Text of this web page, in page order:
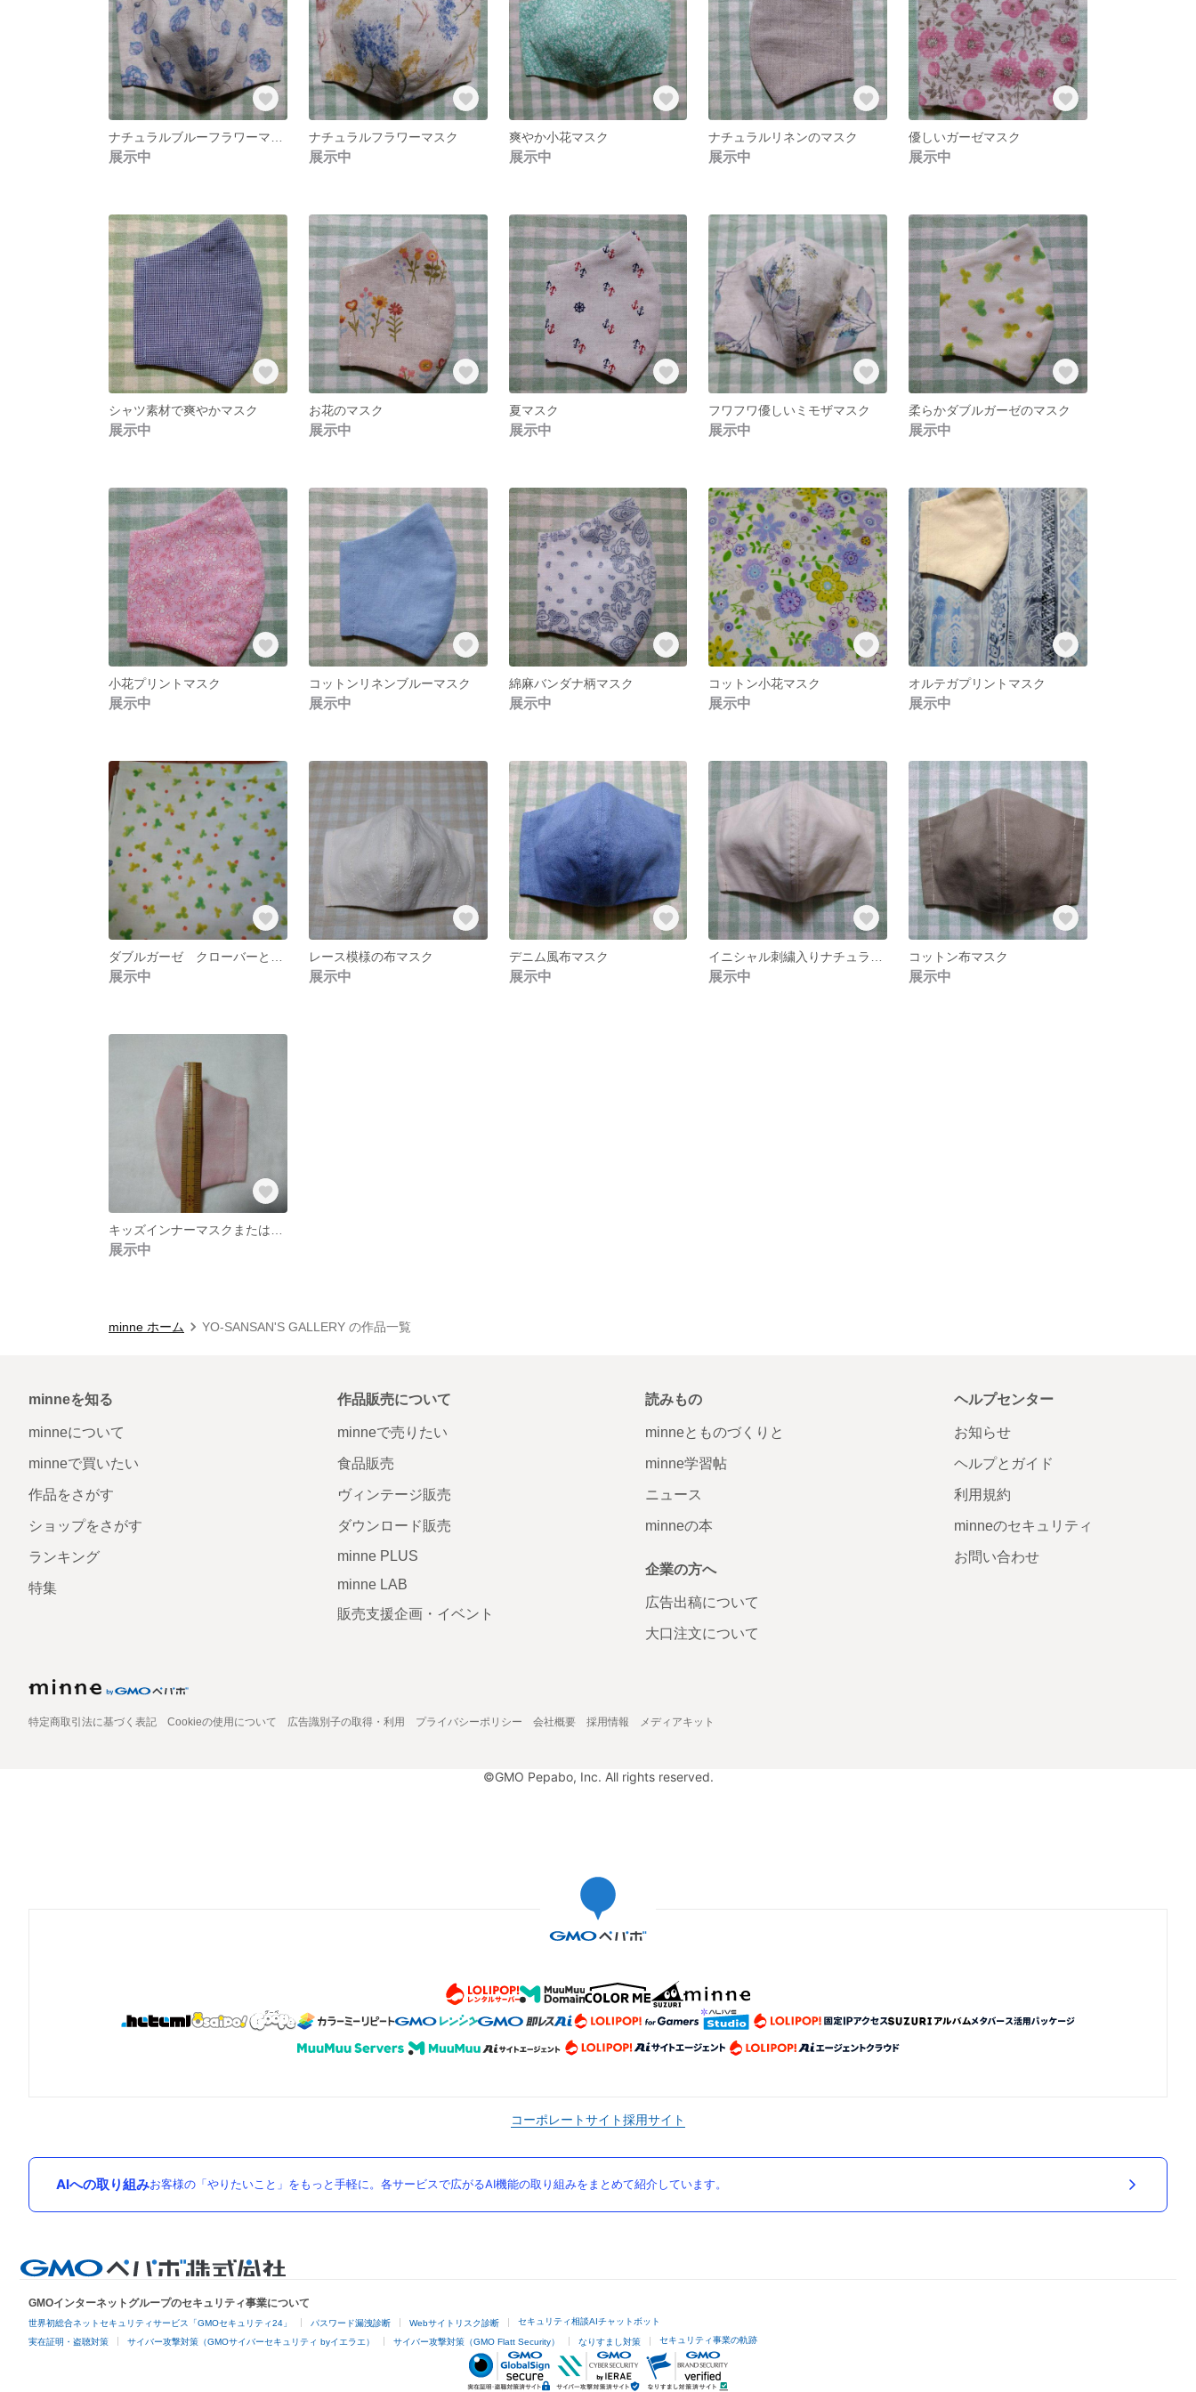
展示中
ナチュラルフラワーマスク
展示中
爽やか小花マスク
展示中
ナチュラルリネンのマスク
展示中
優しいガーゼマスク
展示中
シャツ素材で爽やかマスク
展示中
お花のマスク
展示中
夏マスク
展示中
フワフワ優しいミモザマスク
展示中
柔らかダブルガーゼのマスク
展示中
小花プリントマスク
展示中
コットンリネンブルーマスク
展示中
綿麻バンダナ柄マスク
展示中
コットン小花マスク
展示中
オルテガプリントマスク
展示中
展示中
レース模様の布マスク
展示中
デニム風布マスク
展示中 展示中
コットン布マスク
展示中
展示中
minne ホーム YO-SANSAN'S GALLERY の作品一覧
minneを知る
minneについて
minneで買いたい
作品をさがす
ショップをさがす
ランキング
特集
作品販売について
minneで売りたい
食品販売
ヴィンテージ販売
ダウンロード販売
minne PLUS
minne LAB
販売支援企画・イベント
読みもの
minneとものづくりと
minne学習帖
ニュース
minneの本
企業の方へ
広告出稿について
大口注文について
ヘルプセンター
お知らせ
ヘルプとガイド
利用規約
minneのセキュリティ
お問い合わせ
特定商取引法に基づく表記 Cookieの使用について 広告識別子の取得・利用 プライバシーポリシー 会社概要 採用情報 メディアキット
©GMO Pepabo, Inc. All rights reserved.
コーポレートサイト採用サイト
AIへの取り組みお客様の「やりたいこと」をもっと手軽に。各サービスで広がるAI機能の取り組みをまとめて紹介しています。
GMOインターネットグループのセキュリティ事業について
世界初総合ネットセキュリティサービス「GMOセキュリティ24」 パスワード漏洩診断 Webサイトリスク診断 セキュリティ相談AIチャットボット
実在証明・盗聴対策 サイバー攻撃対策（GMOサイバーセキュリティ byイエラエ） サイバー攻撃対策（GMO Flatt Security） なりすまし対策 セキュリティ事業の軌跡